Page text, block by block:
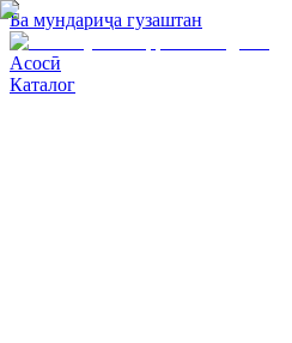
Ба мундариҷа гузаштан
Асосӣ
Каталог